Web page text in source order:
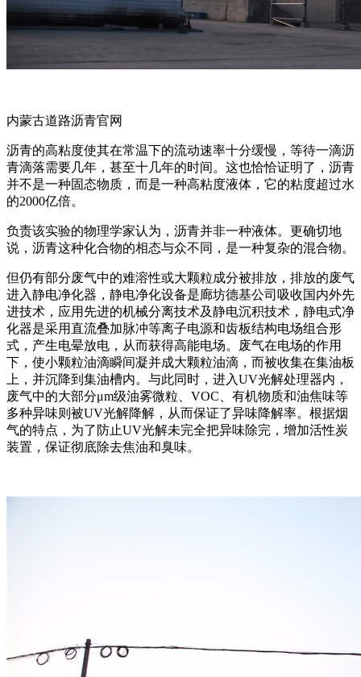
内蒙古道路沥青官网
沥青的高粘度使其在常温下的流动速率十分缓慢，等待一滴沥
青滴落需要几年，甚至十几年的时间。这也恰恰证明了，沥青
并不是一种固态物质，而是一种高粘度液体，它的粘度超过水
的2000亿倍。
负责该实验的物理学家认为，沥青并非一种液体。更确切地
说，沥青这种化合物的相态与众不同，是一种复杂的混合物。
但仍有部分废气中的难溶性或大颗粒成分被排放，排放的废气
进入静电净化器，静电净化设备是廊坊德基公司吸收国内外先
进技术，应用先进的机械分离技术及静电沉积技术，静电式净
化器是采用直流叠加脉冲等离子电源和齿板结构电场组合形
式，产生电晕放电，从而获得高能电场。废气在电场的作用
下，使小颗粒油滴瞬间凝并成大颗粒油滴，而被收集在集油板
上，并沉降到集油槽内。与此同时，进入UV光解处理器内，
废气中的大部分μm级油雾微粒、VOC、有机物质和油焦味等
多种异味则被UV光解降解，从而保证了异味降解率。根据烟
气的特点，为了防止UV光解未完全把异味除完，增加活性炭
装置，保证彻底除去焦油和臭味。